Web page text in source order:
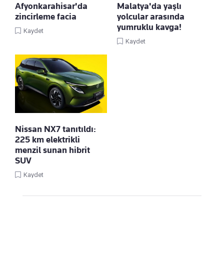
Afyonkarahisar'da
zincirleme facia
Kaydet
Malatya'da yaşlı
yolcular arasında
yumruklu kavga!
Kaydet
Nissan NX7 tanıtıldı:
225 km elektrikli
menzil sunan hibrit
SUV
Kaydet